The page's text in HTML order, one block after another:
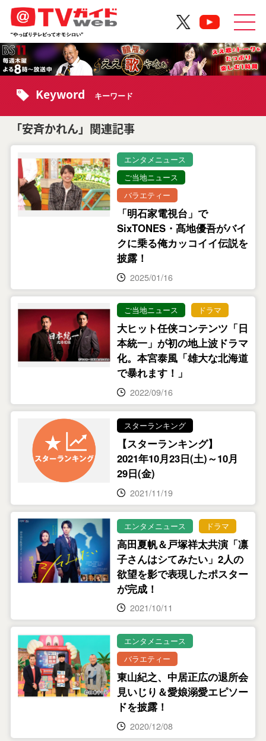
Keyword キーワード
「安斉かれん」関連記事
エンタメニュース
ご当地ニュース
バラエティー
「明石家電視台」で
SixTONES・髙地優吾がバイ
クに乗る俺カッコイイ伝説を
披露！
2025/01/16
ご当地ニュース ドラマ
大ヒット任侠コンテンツ「日
本統一」が初の地上波ドラマ
化。本宮泰風「雄大な北海道
で暴れます！」
2022/09/16
スターランキング
【スターランキング】
2021年10月23日(土)～10月
29日(金)
2021/11/19
エンタメニュース ドラマ
高田夏帆＆戸塚祥太共演「凛
子さんはシてみたい」2人の
欲望を影で表現したポスター
が完成！
2021/10/11
エンタメニュース
バラエティー
東山紀之、中居正広の退所会
見いじり＆愛娘溺愛エピソー
ドを披露！
2020/12/08